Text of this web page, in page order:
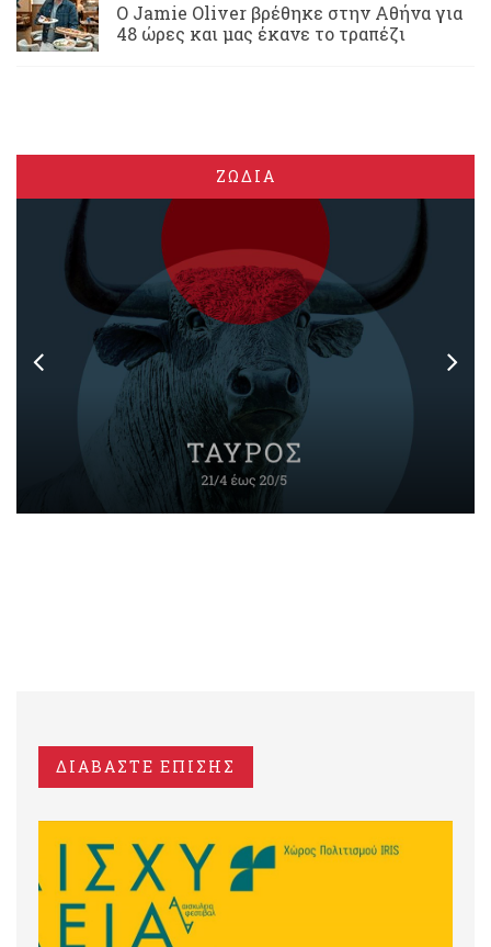
Ο Jamie Oliver βρέθηκε στην Αθήνα για
48 ώρες και μας έκανε το τραπέζι
ΖΩΔΙΑ
ΔΙΑΒΑΣΤΕ ΕΠΙΣΗΣ